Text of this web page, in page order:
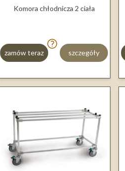
Komora chłodnicza 2 ciała
zamów teraz szczegóły